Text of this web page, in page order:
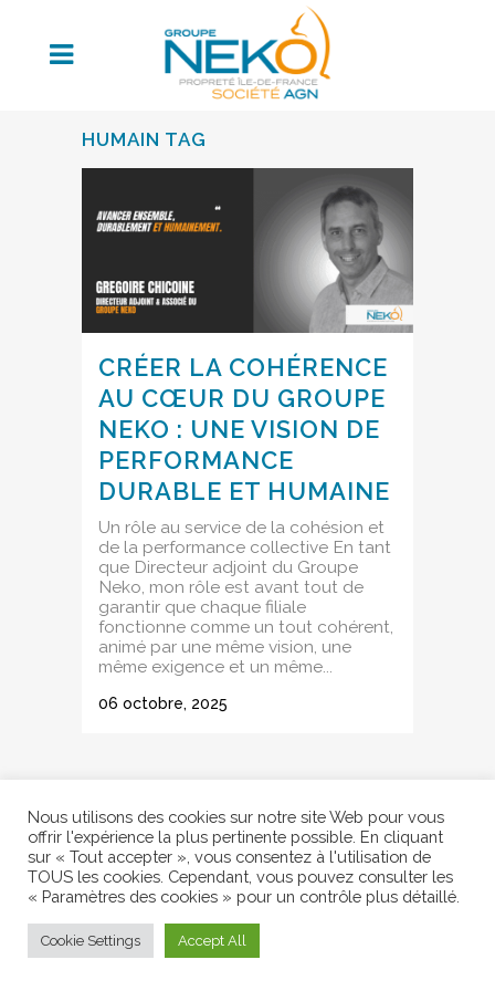
HUMAIN TAG
CRÉER LA COHÉRENCE
AU CŒUR DU GROUPE
NEKO : UNE VISION DE
PERFORMANCE
DURABLE ET HUMAINE
Un rôle au service de la cohésion et
de la performance collective En tant
que Directeur adjoint du Groupe
Neko, mon rôle est avant tout de
garantir que chaque filiale
fonctionne comme un tout cohérent,
animé par une même vision, une
même exigence et un même...
06 octobre, 2025
Nous utilisons des cookies sur notre site Web pour vous
offrir l'expérience la plus pertinente possible. En cliquant
sur « Tout accepter », vous consentez à l'utilisation de
TOUS les cookies. Cependant, vous pouvez consulter les
« Paramètres des cookies » pour un contrôle plus détaillé.
Cookie Settings Accept All